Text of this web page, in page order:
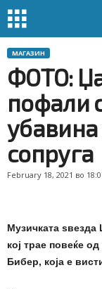
МАГАЗИН
ФОТО:
пофали
убавина
сопруга
February 18, 2021 во
Музичката
кој трае повеќе
Бибер, која е